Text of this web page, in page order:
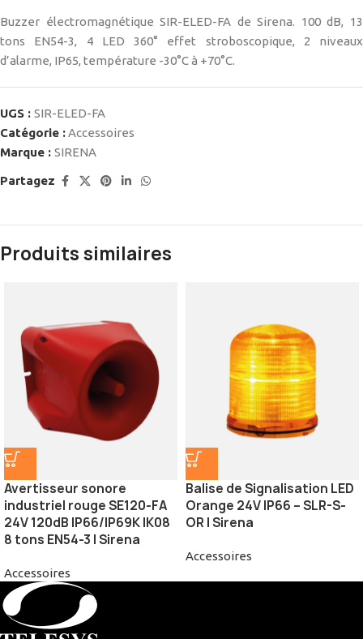
Buzzer électromagnétique SIR-ELED-FA de Sirena. 100 dB, 13
tons EN54-3, 4 LED 360° effet stroboscopique, 2 niveaux
d’alarme, IP65, température -30°C à +70°C.
UGS : SIR-ELED-FA
Catégorie :Accessoires
Marque : SIRENA
Partagez
Produits similaires
Avertisseur sonore
industriel rouge SE120-FA
24V 120dB IP66/IP69K IK08
8 tons EN54-3 | Sirena​
Accessoires
Balise de Signalisation LED
Orange 24V IP66 – SLR-S-
OR | Sirena
Accessoires